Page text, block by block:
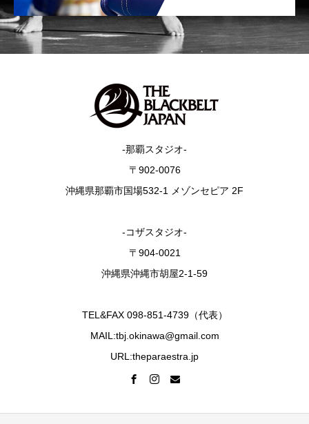
-那覇スタジオ-
〒902-0076
沖縄県那覇市国場532-1 メゾンセピア 2F
-コザスタジオ-
〒904-0021
沖縄県沖縄市胡屋2-1-59
TEL&FAX 098-851-4739（代表）
MAIL:tbj.okinawa@gmail.com
URL:theparaestra.jp